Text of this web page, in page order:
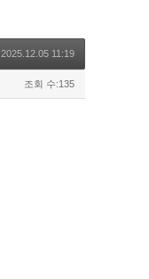
2025.12.05 11:19
조회 수:135